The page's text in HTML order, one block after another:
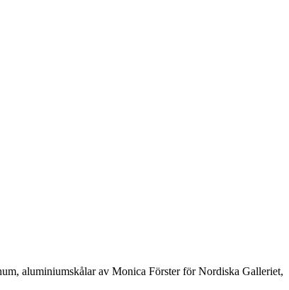
aluminiumskålar av Monica Förster för Nordiska Galleriet,